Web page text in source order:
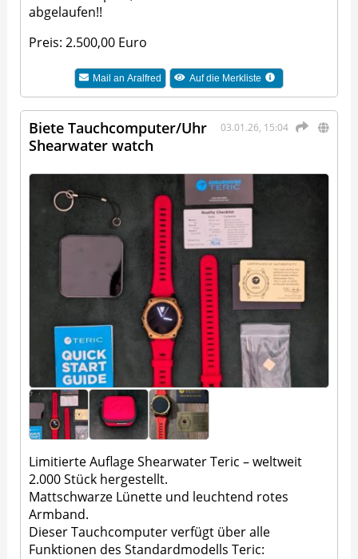
abgelaufen!!
Preis: 2.500,00 Euro
Mail an Aralfred Auf die Merkliste
03.01.26, 15:04
Biete Tauchcomputer/Uhr
Shearwater watch
Limitierte Auflage Shearwater Teric – weltweit
2.000 Stück hergestellt.
Mattschwarze Lünette und leuchtend rotes
Armband.
Dieser Tauchcomputer verfügt über alle
Funktionen des Standardmodells Teric: